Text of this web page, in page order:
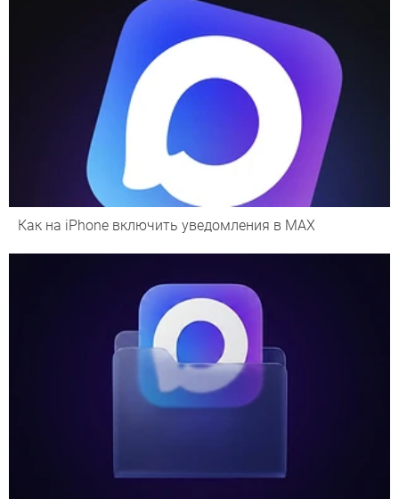
Как на iPhone включить уведомления в MAX